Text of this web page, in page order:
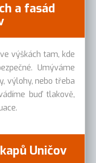
a fasád
výškách tam, kde
Umýváme
výlohy, nebo třeba
buď tlakově,
Uničov